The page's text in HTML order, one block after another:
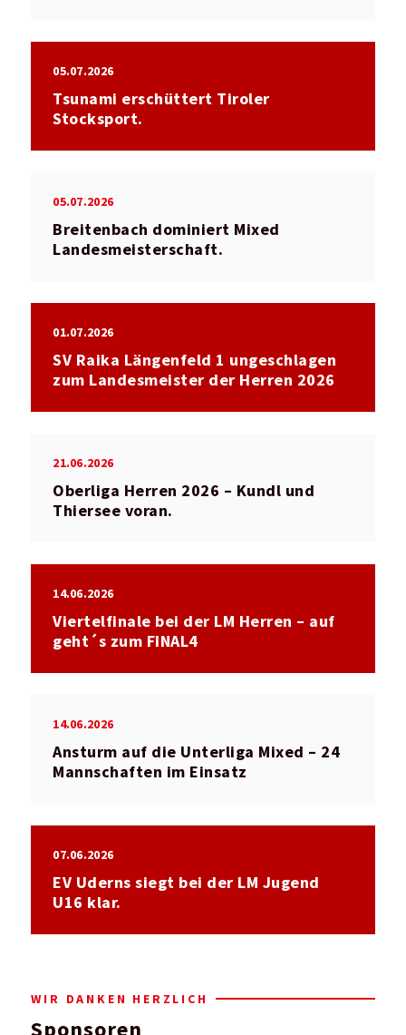
05.07.2026
Tsunami erschüttert Tiroler
Stocksport.
05.07.2026
Breitenbach dominiert Mixed
Landesmeisterschaft.
01.07.2026
SV Raika Längenfeld 1 ungeschlagen
zum Landesmeister der Herren 2026
21.06.2026
Oberliga Herren 2026 – Kundl und
Thiersee voran.
14.06.2026
Viertelfinale bei der LM Herren – auf
geht´s zum FINAL4
14.06.2026
Ansturm auf die Unterliga Mixed – 24
Mannschaften im Einsatz
07.06.2026
EV Uderns siegt bei der LM Jugend
U16 klar.
WIR DANKEN HERZLICH